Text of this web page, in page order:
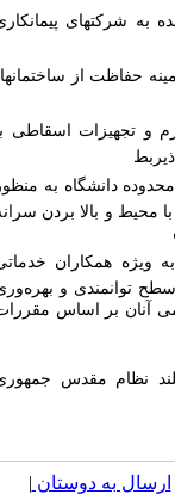
شرکت­های پیمانکاری
حفاظت از ساختمان­ها،
و تجهیزات اسقاطی با
دانشگاه به منظور
و بالا بردن سرانه
همکاران خدماتی
توانمندی و بهره­‌وری
آنان بر اساس مقررات
نظام مقدس جمهوری
به دوستان|